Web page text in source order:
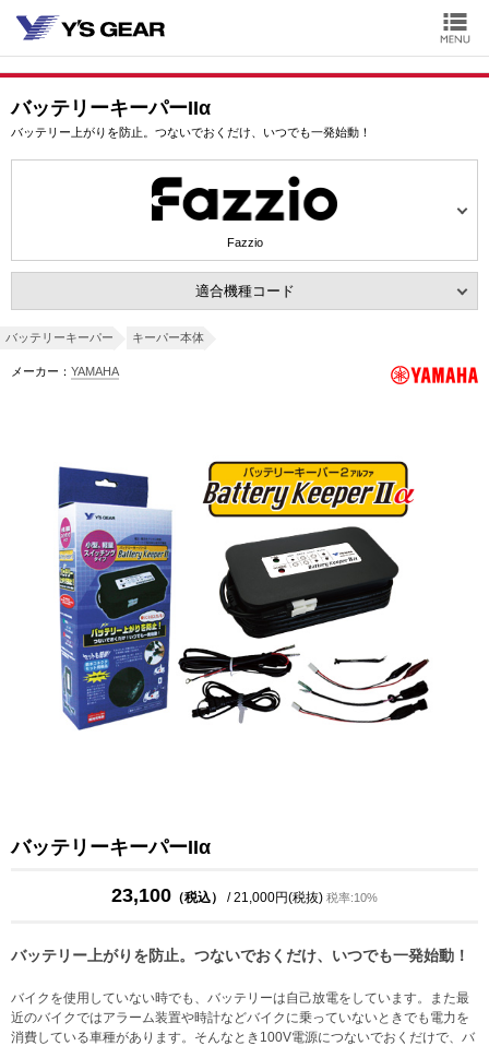
バッテリーキーパーIIα
バッテリー上がりを防止。つないでおくだけ、いつでも一発始動！
Fazzio
適合機種コード
バッテリーキーパー キーパー本体
メーカー： YAMAHA
バッテリーキーパーIIα
23,100 （税込） / 21,000円(税抜) 税率:10%
バッテリー上がりを防止。つないでおくだけ、いつでも一発始動！
バイクを使用していない時でも、バッテリーは自己放電をしています。また最
近のバイクではアラーム装置や時計などバイクに乗っていないときでも電力を
消費している車種があります。そんなとき100V電源につないでおくだけで、バ